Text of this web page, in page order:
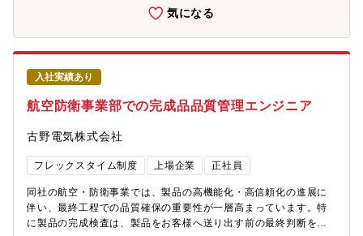
も関西にあり、我々の守備範囲になります。■新製品には新規設備
が必要になり、その良品条件出しを現場で部門連携して行い、製
造仕様書、FMEA、QCPなどにドキュメント化。■現場での不具合
を製造部門と共に調査、特にデータ分析は品質部門に期待される
傾向があり、統計的手法に通じた方であれば、電池製造領域のDX
担当のスキルを伸ばすこともできます。【セル品質保証部のミッ
ション】今後さらに拡大していくデータセンター業界、その生成
AIの進化を追いかけるように、我々のリチウムイオン電池が新た
な価値を加えながらビジネス成長しています。我々セル品質保証
部は、お客様との約束を守る。セル品質をロジカルに説明、お客
様が安心して使用いただける設計品質＋モノづくり品質＋部品品
質でお届けすることがミッション。現場では、スループット最大
化。良品条件を決め、狙った品質に仕上げる。その品質保証の仕
組み＝未然防止の品質風土を全部門を作り上げることで達成しま
す。【セル品質保証課/セル品質管理課のミッション】■設計/モノ
気になる
入社実績あり
航空防衛事業部での完成品品質管理エンジニア
古野電気株式会社
フレックスタイム制度 上場企業 正社員
同社の航空・防衛事業では、製品の高機能化・高信頼化の進展に
伴い、最終工程での品質確保の重要性が一層高まっています。特
に製品の完成検査は、製品をお客様へ送り出す前の最終判断を担